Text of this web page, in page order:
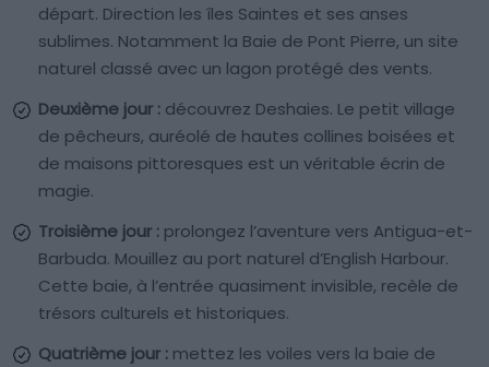
départ. Direction les îles Saintes et ses anses
sublimes. Notamment la Baie de Pont Pierre, un site
naturel classé avec un lagon protégé des vents.
Deuxième jour : découvrez Deshaies. Le petit village
de pêcheurs, auréolé de hautes collines boisées et
de maisons pittoresques est un véritable écrin de
magie.
Troisième jour : prolongez l’aventure vers Antigua-et-
Barbuda. Mouillez au port naturel d’English Harbour.
Cette baie, à l’entrée quasiment invisible, recèle de
trésors culturels et historiques.
Quatrième jour : mettez les voiles vers la baie de